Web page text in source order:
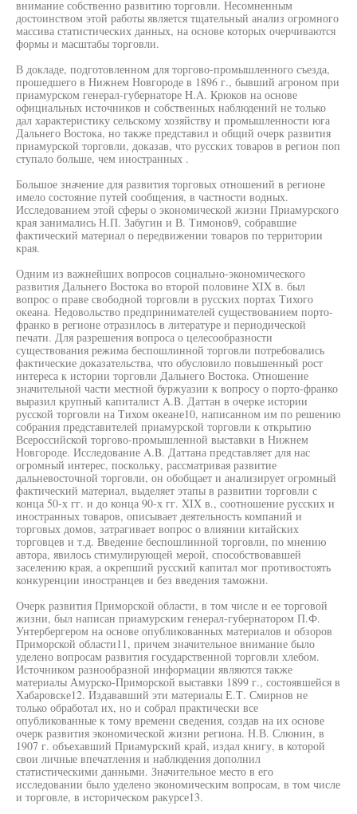
внимание собственно развитию торговли. Несомненным
достоинством этой работы является тщательный анализ огромного
массива статистических данных, на основе которых очерчиваются
формы и масштабы торговли.
В докладе, подготовленном для торгово-промышленного съезда,
прошедшего в Нижнем Новгороде в 1896 г., бывший агроном при
приамурском генерал-губернаторе H.A. Крюков на основе
официальных источников и собственных наблюдений не только
дал характеристику сельскому хозяйству и промышленности юга
Дальнего Востока, но также представил и общий очерк развития
приамурской торговли, доказав, что русских товаров в регион поп
ступало больше, чем иностранных .
Большое значение для развития торговых отношений в регионе
имело состояние путей сообщения, в частности водных.
Исследованием этой сферы о экономической жизни Приамурского
края занимались Н.П. Забугин и В. Тимонов9, собравшие
фактический материал о передвижении товаров по территории
края.
Одним из важнейших вопросов социально-экономического
развития Дальнего Востока во второй половине XIX в. был
вопрос о праве свободной торговли в русских портах Тихого
океана. Недовольство предпринимателей существованием порто-
франко в регионе отразилось в литературе и периодической
печати. Для разрешения вопроса о целесообразности
существования режима беспошлинной торговли потребовались
фактические доказательства, что обусловило повышенный рост
интереса к истории торговли Дальнего Востока. Отношение
значительной части местной буржуазии к вопросу о порто-франко
выразил крупный капиталист A.B. Даттан в очерке истории
русской торговли на Тихом океане10, написанном им по решению
собрания представителей приамурской торговли к открытию
Всероссийской торгово-промышленной выставки в Нижнем
Новгороде. Исследование A.B. Даттана представляет для нас
огромный интерес, поскольку, рассматривая развитие
дальневосточной торговли, он обобщает и анализирует огромный
фактический материал, выделяет этапы в развитии торговли с
конца 50-х гг. и до конца 90-х гг. XIX в., соотношение русских и
иностранных товаров, описывает деятельность компаний и
торговых домов, затрагивает вопрос о влиянии китайских
торговцев и т.д. Введение беспошлинной торговли, по мнению
автора, явилось стимулирующей мерой, способствовавшей
заселению края, а окрепший русский капитал мог противостоять
конкуренции иностранцев и без введения таможни.
Очерк развития Приморской области, в том числе и ее торговой
жизни, был написан приамурским генерал-губернатором П.Ф.
Унтербергером на основе опубликованных материалов и обзоров
Приморской области11, причем значительное внимание было
уделено вопросам развития государственной торговли хлебом.
Источником разнообразной информации являются также
материалы Амурско-Приморской выставки 1899 г., состоявшейся в
Хабаровске12. Издававший эти материалы Е.Т. Смирнов не
только обработал их, но и собрал практически все
опубликованные к тому времени сведения, создав на их основе
очерк развития экономической жизни региона. Н.В. Слюнин, в
1907 г. объехавший Приамурский край, издал книгу, в которой
свои личные впечатления и наблюдения дополнил
статистическими данными. Значительное место в его
исследовании было уделено экономическим вопросам, в том числе
и торговле, в историческом ракурсе13.